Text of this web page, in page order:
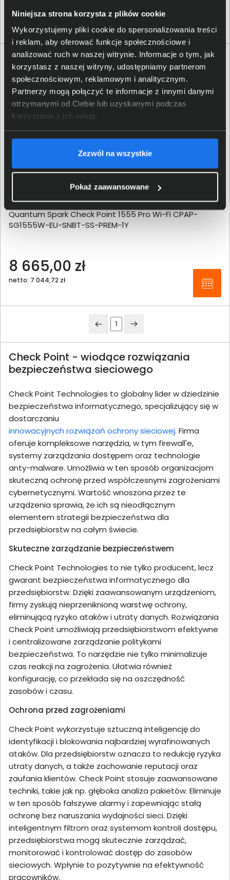
Niniejsza strona korzysta z plików cookie
Wykorzystujemy pliki cookie do spersonalizowania treści
i reklam, aby oferować funkcje społecznościowe i
analizować ruch w naszej witrynie. Informacje o tym, jak
korzystasz z naszej witryny, udostępniamy partnerom
społecznościowym, reklamowym i analitycznym.
Partnerzy mogą połączyć te informacje z innymi danymi
otrzymanymi od Ciebie lub uzyskanymi podczas
korzystania z ich usług.
Zezwól na wszystkie
Pokaż zaawansowane
netto: 9 714,63 zł
Quantum Spark Check Point 1555 Pro Wi-Fi CPAP-
SG1555W-EU-SNBT-SS-PREM-1Y
8 665,00 zł
netto: 7 044,72 zł
1
Check Point - wiodące rozwiązania
bezpieczeństwa sieciowego
Check Point Technologies to globalny lider w dziedzinie
bezpieczeństwa informatycznego, specjalizujący się w
dostarczaniu
innowacyjnych rozwiązań ochrony sieciowej. Firma
oferuje kompleksowe narzędzia, w tym firewall'e,
systemy zarządzania dostępem oraz technologie
anty-malware. Umożliwia w ten sposób organizacjom
skuteczną ochronę przed współczesnymi zagrożeniami
cybernetycznymi. Wartość wnoszona przez te
urządzenia sprawia, że ich są nieodłącznym
elementem strategii bezpieczeństwa dla
przedsiębiorstw na całym świecie.
Skuteczne zarządzanie bezpieczeństwem
Check Point Technologies to nie tylko producent, lecz
gwarant bezpieczeństwa informatycznego dla
przedsiębiorstw. Dzięki zaawansowanym urządzeniom,
firmy zyskują nieprzeniknioną warstwę ochrony,
eliminującą ryzyko ataków i utraty danych. Rozwiązania
Check Point umożliwiają przedsiębiorstwom efektywne
i centralizowane zarządzanie politykami
bezpieczeństwa. To narzędzie nie tylko minimalizuje
czas reakcji na zagrożenia. Ułatwia również
konfigurację, co przekłada się na oszczędność
zasobów i czasu.
Ochrona przed zagrożeniami
Check Point wykorzystuje sztuczną inteligencję do
identyfikacji i blokowania najbardziej wyrafinowanych
ataków. Dla przedsiębiorstw oznacza to redukcję ryzyka
utraty danych, a także zachowanie reputacji oraz
zaufania klientów. Check Point stosuje zaawansowane
techniki, takie jak np. głęboka analiza pakietów. Eliminuje
w ten sposób fałszywe alarmy i zapewniając stałą
ochronę bez naruszania wydajności sieci. Dzięki
inteligentnym filtrom oraz systemom kontroli dostępu,
przedsiębiorstwa mogą skutecznie zarządzać,
monitorować i kontrolować dostęp do zasobów
sieciowych. Wpłynie to pozytywnie na efektywność
pracowników.